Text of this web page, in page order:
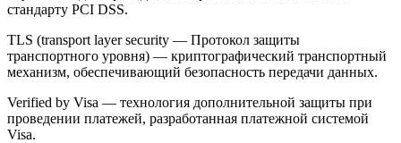
стандарту PCI DSS.
TLS (transport layer security — Протокол защиты
транспортного уровня) — криптографический транспортный
механизм, обеспечивающий безопасность передачи данных.
Verified by Visa — технология дополнительной защиты при
проведении платежей, разработанная платежной системой
Visa.